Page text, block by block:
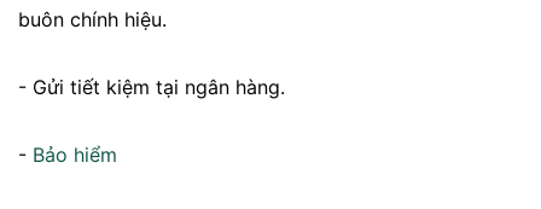
buôn chính hiệu.
- Gửi tiết kiệm tại ngân hàng.
- Bảo hiểm